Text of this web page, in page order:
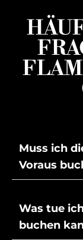
Muss ich
Voraus
Was tue
buchen